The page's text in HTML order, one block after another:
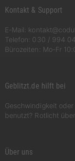
Kontakt & Support
E-Mail:
Telefon: 030 / 994
Bürozeiten: Mo-Fr
Geblitzt.de hilft bei
Geschwindigkeit
benutzt? Rotlicht
Über uns